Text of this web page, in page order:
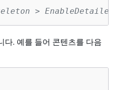
>
. 예를 들어 콘텐츠를 다음